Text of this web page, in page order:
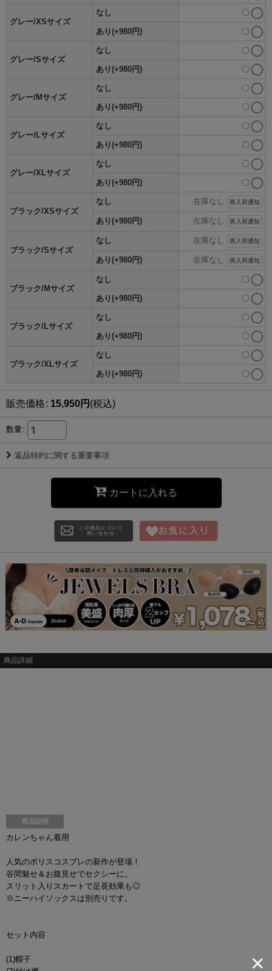
グレー/XSサイズ
なし 〇
あり(+980円) 〇
グレー/Sサイズ
なし 〇
あり(+980円) 〇
グレー/Mサイズ
なし 〇
あり(+980円) 〇
グレー/Lサイズ
なし 〇
あり(+980円) 〇
グレー/XLサイズ
なし 〇
あり(+980円) 〇
ブラック/XSサイズ
なし 在庫なし 再入荷通知
あり(+980円) 在庫なし 再入荷通知
ブラック/Sサイズ
なし 在庫なし 再入荷通知
あり(+980円) 在庫なし 再入荷通知
ブラック/Mサイズ
なし 〇
あり(+980円) 〇
ブラック/Lサイズ
なし 〇
あり(+980円) 〇
ブラック/XLサイズ
なし 〇
あり(+980円) 〇
販売価格: 15,950円 (税込)
数量:
返品特約に関する重要事項
カートに入れる
商品詳細
商品説明
カレンちゃん着用
人気のポリスコスプレの新作が登場！
谷間魅せ＆お腹見せでセクシーに。
スリット入りスカートで足長効果も◎
※ニーハイソックスは別売りです。
セット内容
(1)帽子